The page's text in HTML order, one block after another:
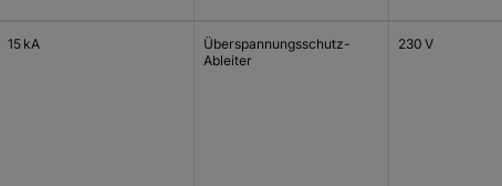
15 kA
Überspannungsschutz-
Ableiter
230 V